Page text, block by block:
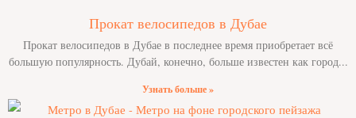
Прокат велосипедов в Дубае
Прокат велосипедов в Дубае в последнее время приобретает всё
большую популярность. Дубай, конечно, больше известен как город
Узнать больше »